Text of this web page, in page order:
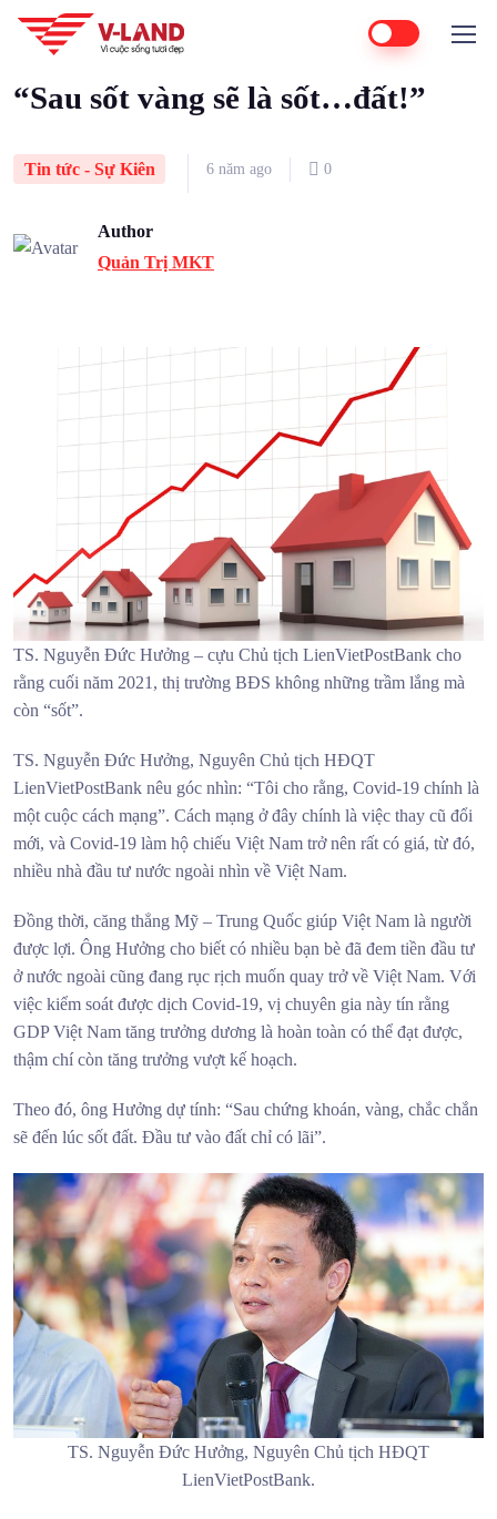
Home Tin tức - Sự Kiên “Sau sốt vàng sẽ là sốt…đất!”
“Sau sốt vàng sẽ là sốt…đất!”
Tin tức - Sự Kiên 6 năm ago 0
Author
Quản Trị MKT
TS. Nguyễn Đức Hưởng – cựu Chủ tịch LienVietPostBank cho
rằng cuối năm 2021, thị trường BĐS không những trầm lắng mà
còn “sốt”.
TS. Nguyễn Đức Hưởng, Nguyên Chủ tịch HĐQT
LienVietPostBank nêu góc nhìn: “Tôi cho rằng, Covid-19 chính là
một cuộc cách mạng”. Cách mạng ở đây chính là việc thay cũ đổi
mới, và Covid-19 làm hộ chiếu Việt Nam trở nên rất có giá, từ đó,
nhiều nhà đầu tư nước ngoài nhìn về Việt Nam.
Đồng thời, căng thẳng Mỹ – Trung Quốc giúp Việt Nam là người
được lợi. Ông Hưởng cho biết có nhiều bạn bè đã đem tiền đầu tư
ở nước ngoài cũng đang rục rịch muốn quay trở về Việt Nam. Với
việc kiểm soát được dịch Covid-19, vị chuyên gia này tín rằng
GDP Việt Nam tăng trưởng dương là hoàn toàn có thể đạt được,
thậm chí còn tăng trưởng vượt kế hoạch.
Theo đó, ông Hưởng dự tính: “Sau chứng khoán, vàng, chắc chắn
sẽ đến lúc sốt đất. Đầu tư vào đất chỉ có lãi”.
TS. Nguyễn Đức Hưởng, Nguyên Chủ tịch HĐQT
LienVietPostBank.